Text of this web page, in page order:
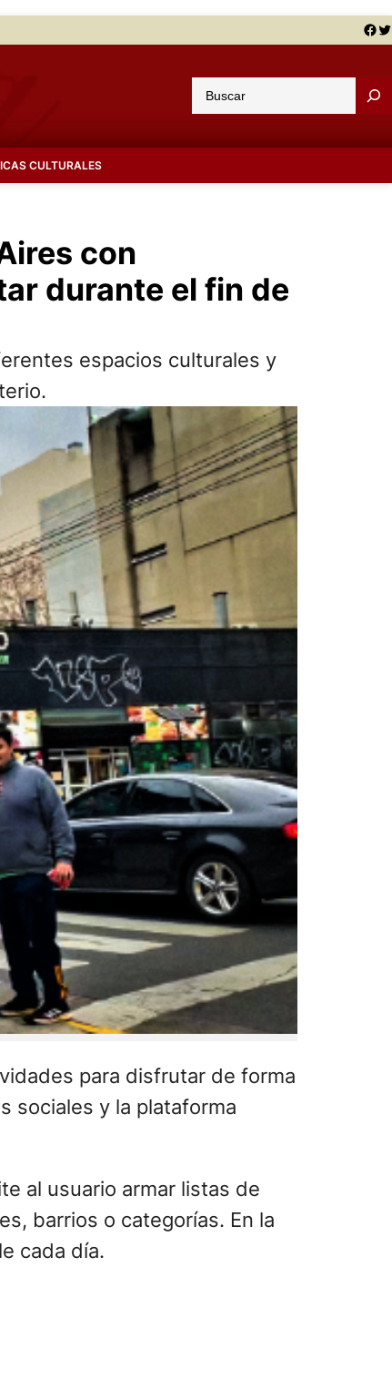
Facebook Twitter
u
a
CULTURALES
con
durante el fin de
espacios culturales y
para disfrutar de forma
sociales y la plataforma
al usuario armar listas de
barrios o categorías. En la
cada día.